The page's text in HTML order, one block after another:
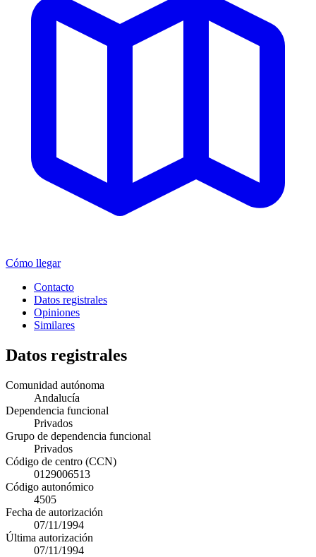
Cómo llegar
Contacto
Datos registrales
Opiniones
Similares
Datos registrales
Comunidad autónoma
Andalucía
Dependencia funcional
Privados
Grupo de dependencia funcional
Privados
Código de centro (CCN)
0129006513
Código autonómico
4505
Fecha de autorización
07/11/1994
Última autorización
07/11/1994